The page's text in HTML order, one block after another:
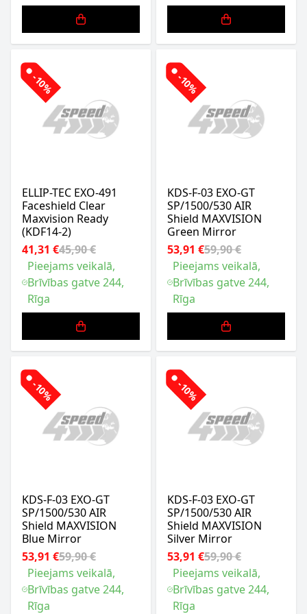
-10%
ELLIP-TEC EXO-491
Faceshield Clear
Maxvision Ready
(KDF14-2)
41,31 €45,90 €
Pieejams veikalā,
Brīvības gatve 244,
Rīga
-10%
KDS-F-03 EXO-GT
SP/1500/530 AIR
Shield MAXVISION
Green Mirror
53,91 €59,90 €
Pieejams veikalā,
Brīvības gatve 244,
Rīga
-10%
KDS-F-03 EXO-GT
SP/1500/530 AIR
Shield MAXVISION
Blue Mirror
53,91 €59,90 €
Pieejams veikalā,
Brīvības gatve 244,
Rīga
-10%
KDS-F-03 EXO-GT
SP/1500/530 AIR
Shield MAXVISION
Silver Mirror
53,91 €59,90 €
Pieejams veikalā,
Brīvības gatve 244,
Rīga